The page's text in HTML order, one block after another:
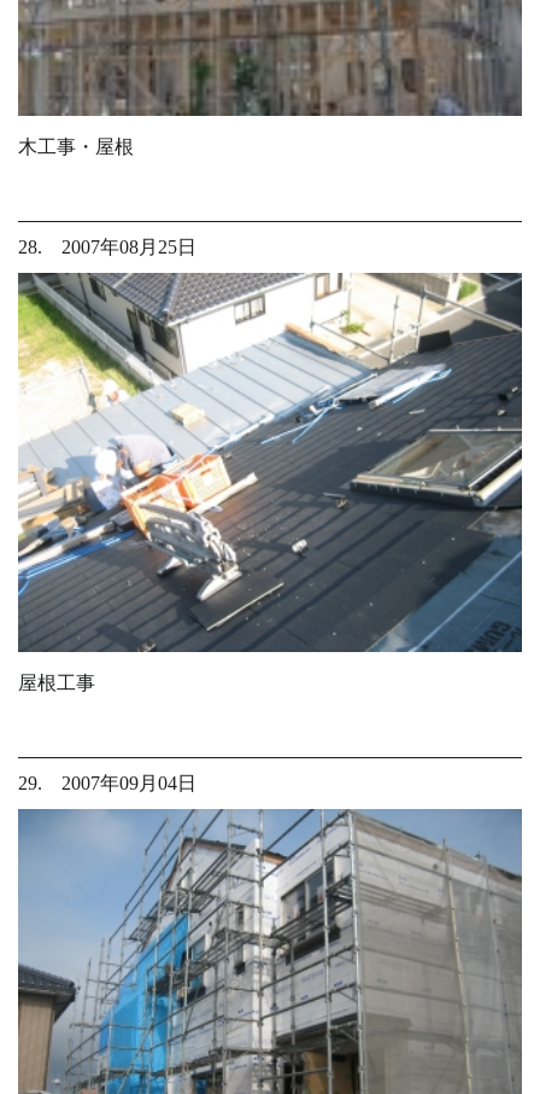
木工事・屋根
28. 2007年08月25日
屋根工事
29. 2007年09月04日